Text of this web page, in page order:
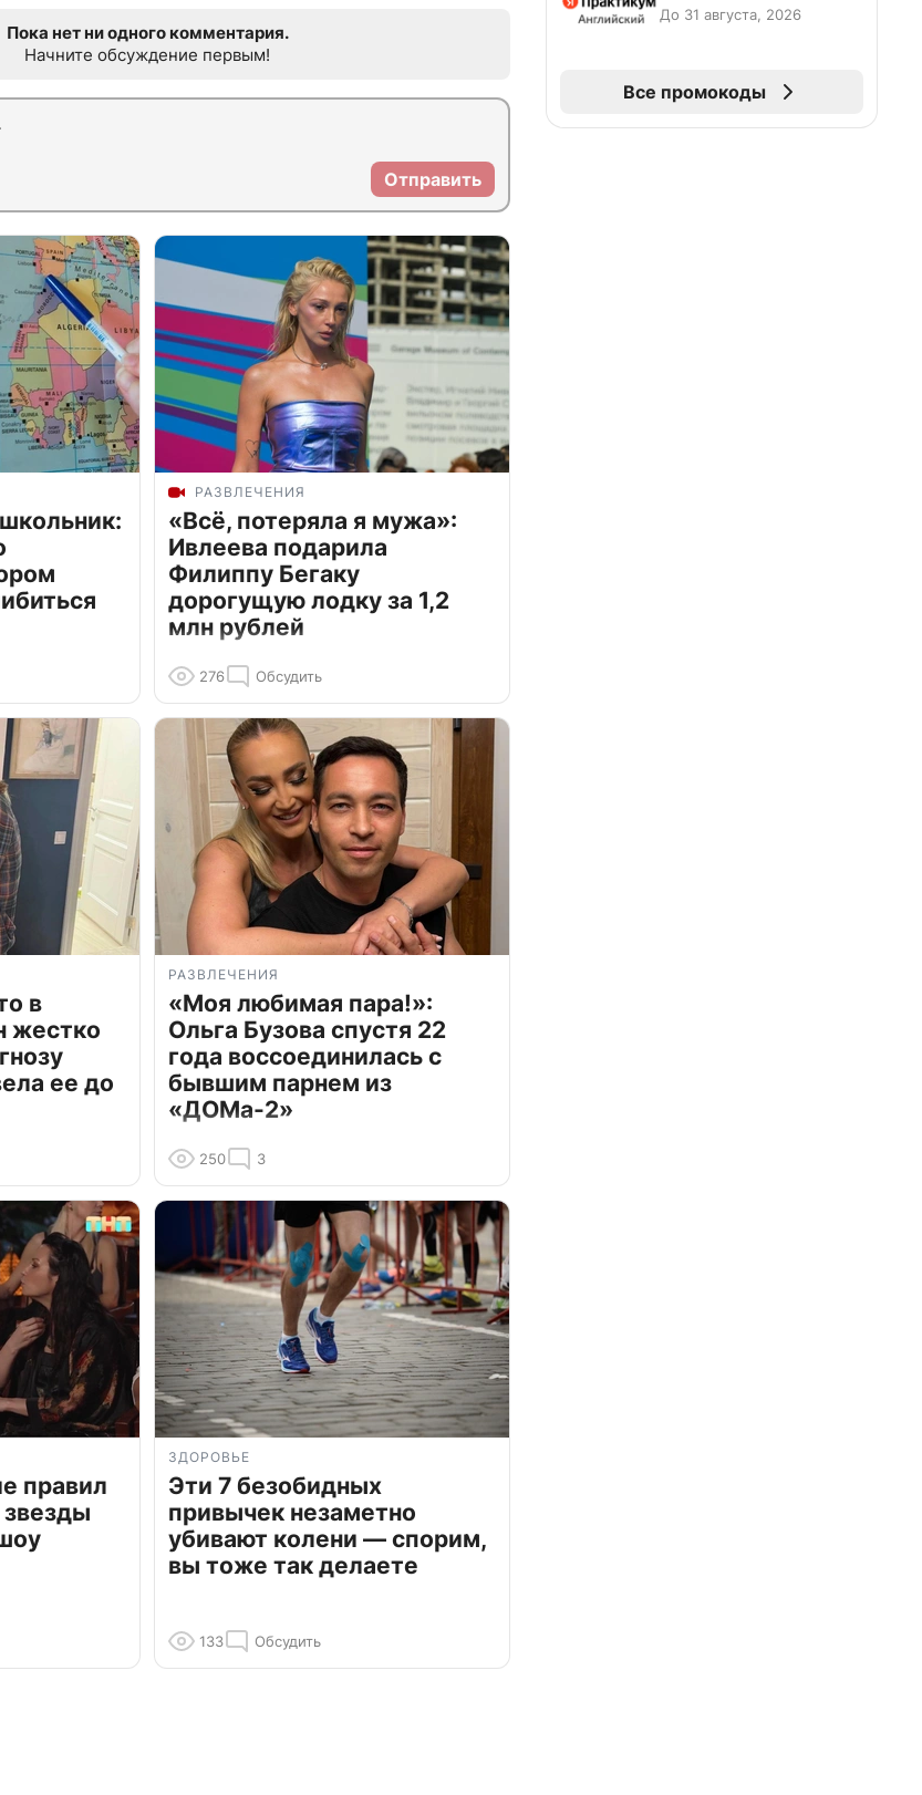
Пока нет ни одного комментария.
Начните обсуждение первым!
Отправить
РАЗВЛЕЧЕНИЯ
«Всё, потеряла я мужа»:
Ивлеева подарила
Филиппу Бегаку
дорогущую лодку за 1,2
млн рублей
276 Обсудить
в
жестко
ее до
РАЗВЛЕЧЕНИЯ
«Моя любимая пара!»:
Ольга Бузова спустя 22
года воссоединилась с
бывшим парнем из
«ДОМа-2»
250 3
правил
звезды
ЗДОРОВЬЕ
Эти 7 безобидных
привычек незаметно
убивают колени — спорим,
вы тоже так делаете
133 Обсудить
До 31 августа, 2026
Все промокоды